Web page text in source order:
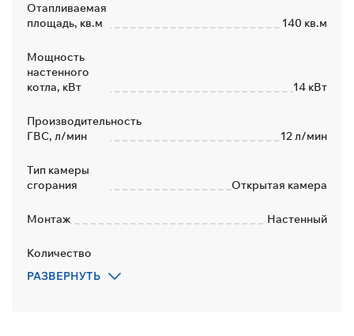
Отапливаемая
площадь, кв.м
140 кв.м
Мощность
настенного
котла, кВт
14 кВт
Производительность
ГВС, л/мин
12 л/мин
Тип камеры
сгорания
Открытая камера
Монтаж Настенный
Количество
контуров
РАЗВЕРНУТЬ